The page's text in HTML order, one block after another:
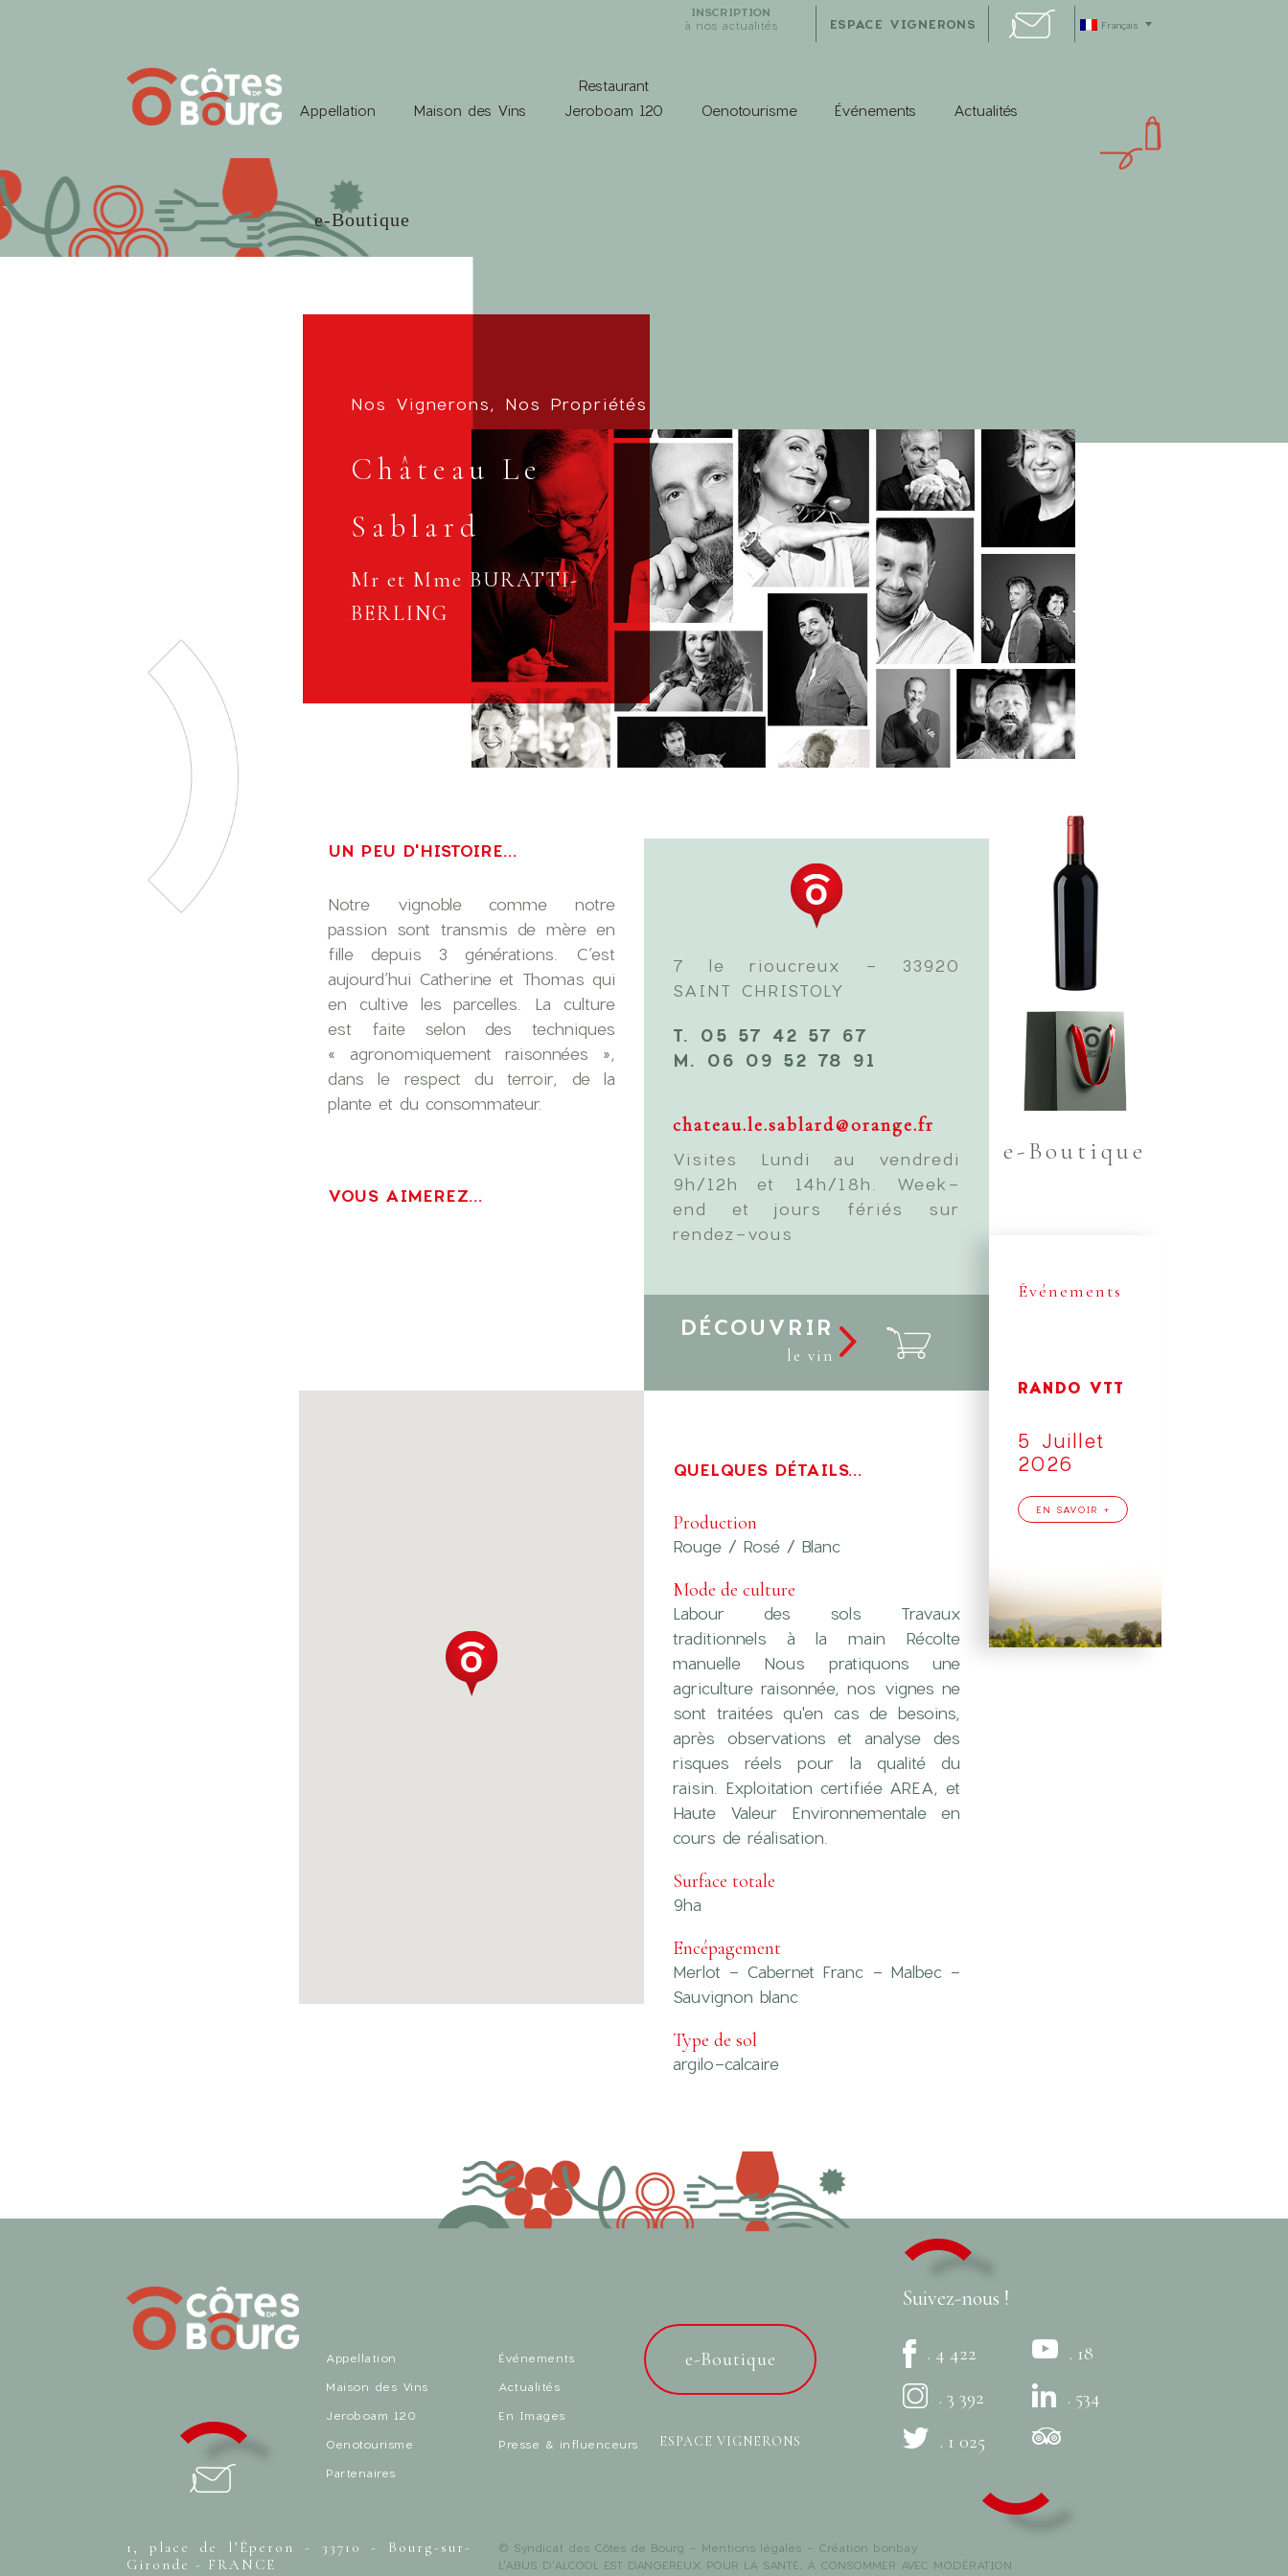
Français
ESPACE VIGNERONS
INSCRIPTION
à nos actualités
Appellation Maison des Vins
Restaurant
Jeroboam 120
Oenotourisme Événements Actualités
e-Boutique
Nos Vignerons, Nos Propriétés
Château Le
Sablard
Mr et Mme BURATTI-
BERLING
UN PEU D'HISTOIRE...
Notre vignoble comme notre
passion sont transmis de mère en
fille depuis 3 générations. C’est
aujourd’hui Catherine et Thomas qui
en cultive les parcelles. La culture
est faite selon des techniques
« agronomiquement raisonnées »,
dans le respect du terroir, de la
plante et du consommateur.
VOUS AIMEREZ...
7 le rioucreux - 33920
SAINT CHRISTOLY
T. 05 57 42 57 67
M. 06 09 52 78 91
chateau.le.sablard@orange.fr
Visites Lundi au vendredi
9h/12h et 14h/18h. Week-
end et jours fériés sur
rendez-vous
DÉCOUVRIR
le vin
QUELQUES DÉTAILS...
Production
Rouge / Rosé / Blanc
Mode de culture
Labour des sols Travaux
traditionnels à la main Récolte
manuelle Nous pratiquons une
agriculture raisonnée, nos vignes ne
sont traitées qu'en cas de besoins,
après observations et analyse des
risques réels pour la qualité du
raisin. Exploitation certifiée AREA, et
Haute Valeur Environnementale en
cours de réalisation.
Surface totale
9ha
Encépagement
Merlot - Cabernet Franc - Malbec -
Sauvignon blanc
Type de sol
argilo-calcaire
e-Boutique
Événements
RANDO VTT
5 Juillet
2026
EN SAVOIR +
Appellation
Maison des Vins
Jeroboam 120
Oenotourisme
Partenaires
Événements
Actualités
En Images
Presse & influenceurs
e-Boutique
ESPACE VIGNERONS
Suivez-nous !
. 4 422
. 3 392
. 1 025
. 18
. 534
1, place de l’Éperon - 33710 - Bourg-sur-
Gironde - FRANCE
© Syndicat des Côtes de Bourg - Mentions légales - Création bonbay
L'ABUS D'ALCOOL EST DANGEREUX POUR LA SANTÉ, À CONSOMMER AVEC MODÉRATION